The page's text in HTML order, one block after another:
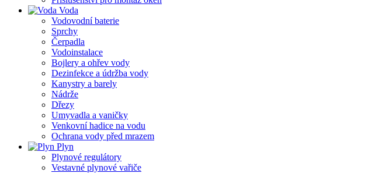
Voda
Vodovodní baterie
Sprchy
Čerpadla
Vodoinstalace
Bojlery a ohřev vody
Dezinfekce a údržba vody
Kanystry a barely
Nádrže
Dřezy
Umyvadla a vaničky
Venkovní hadice na vodu
Ochrana vody před mrazem
Plyn
Plynové regulátory
Vestavné plynové vařiče